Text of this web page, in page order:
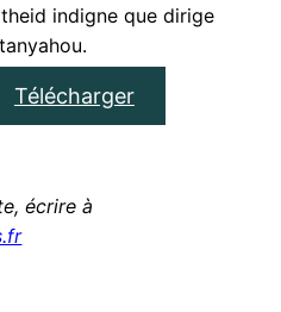
indigne que dirige
Télécharger
écrire à